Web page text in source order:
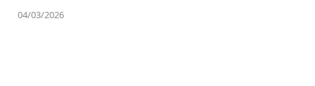
04/03/2026